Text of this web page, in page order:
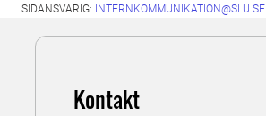
SIDANSVARIG: INTERNKOMMUNIKATION@SLU.SE
Kontakt